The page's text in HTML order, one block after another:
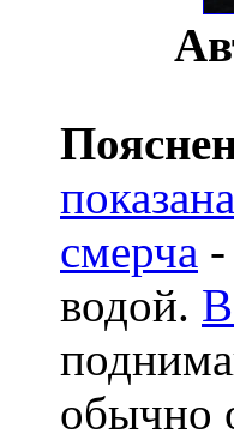
показана
смерча
водой.
обычно